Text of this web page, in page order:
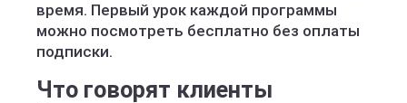
время. Первый урок каждой программы
можно посмотреть бесплатно без оплаты
подписки.
Что говорят клиенты